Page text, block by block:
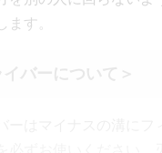
ます。